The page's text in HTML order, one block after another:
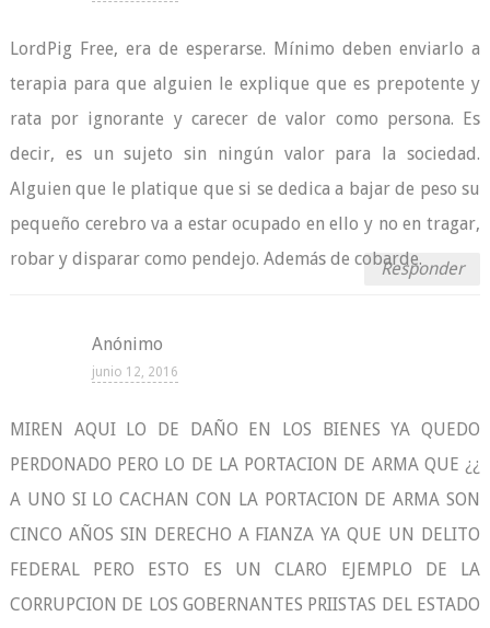
LordPig Free, era de esperarse. Mínimo deben enviarlo a
terapia para que alguien le explique que es prepotente y
rata por ignorante y carecer de valor como persona. Es
decir, es un sujeto sin ningún valor para la sociedad.
Alguien que le platique que si se dedica a bajar de peso su
pequeño cerebro va a estar ocupado en ello y no en tragar,
robar y disparar como pendejo. Además de cobarde.Responder
Anónimo
junio 12, 2016
MIREN AQUI LO DE DAÑO EN LOS BIENES YA QUEDO
PERDONADO PERO LO DE LA PORTACION DE ARMA QUE ¿¿
A UNO SI LO CACHAN CON LA PORTACION DE ARMA SON
CINCO AÑOS SIN DERECHO A FIANZA YA QUE UN DELITO
FEDERAL PERO ESTO ES UN CLARO EJEMPLO DE LA
CORRUPCION DE LOS GOBERNANTES PRIISTAS DEL ESTADO